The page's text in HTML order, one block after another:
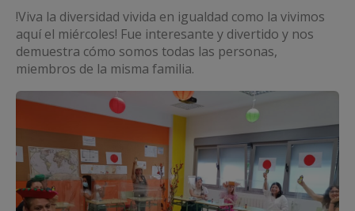
!Viva la diversidad vivida en igualdad como la vivimos
aquí el miércoles! Fue interesante y divertido y nos
demuestra cómo somos todas las personas,
miembros de la misma familia.